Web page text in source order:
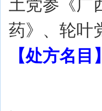
土党参《广
药》、轮叶
【处方名目】
.